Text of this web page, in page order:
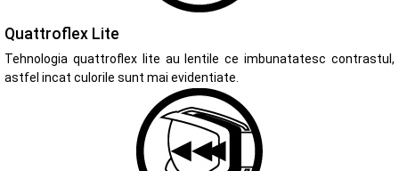
Quattroflex Lite
Tehnologia quattroflex lite au lentile ce imbunatatesc contrastul,
astfel incat culorile sunt mai evidentiate.